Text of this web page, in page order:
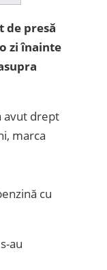
de presă
zi înainte
avut drept
marca
cu
au